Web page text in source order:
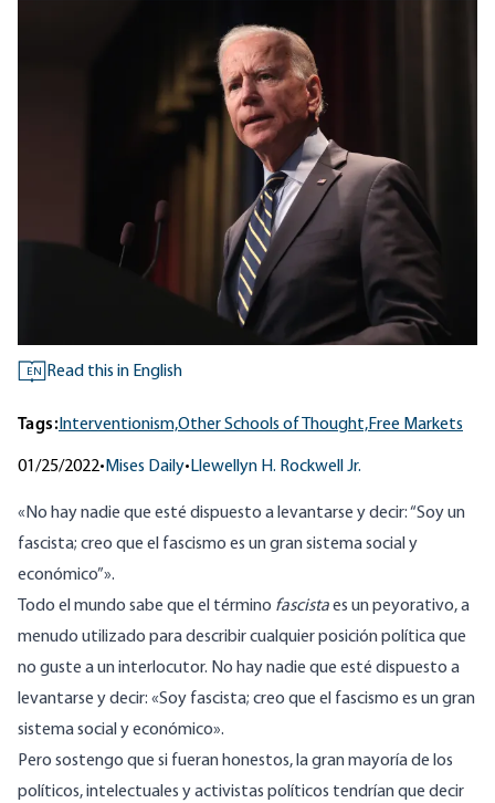
EN Read this in English
Tags: Interventionism,Other Schools of Thought,Free Markets
01/25/2022• Mises Daily• Llewellyn H. Rockwell Jr.
«No hay nadie que esté dispuesto a levantarse y decir: “Soy un
fascista; creo que el fascismo es un gran sistema social y
económico”».
Todo el mundo sabe que el término fascistaes un peyorativo, a
menudo utilizado para describir cualquier posición política que
no guste a un interlocutor. No hay nadie que esté dispuesto a
levantarse y decir: «Soy fascista; creo que el fascismo es un gran
sistema social y económico».
Pero sostengo que si fueran honestos, la gran mayoría de los
políticos, intelectuales y activistas políticos tendrían que decir